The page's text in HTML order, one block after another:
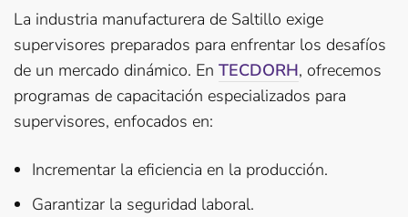
La industria manufacturera de Saltillo exige
supervisores preparados para enfrentar los desafíos
de un mercado dinámico. En TECDORH, ofrecemos
programas de capacitación especializados para
supervisores, enfocados en:
Incrementar la eficiencia en la producción.
Garantizar la seguridad laboral.